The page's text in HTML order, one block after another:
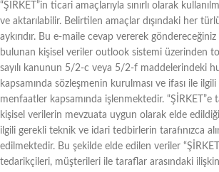
“ŞİRKET”in ticari amaçlarıyla sınırlı olarak
ve aktarılabilir. Belirtilen amaçlar dışındaki her
aykırıdır. Bu e-maile cevap vererek
bulunan kişisel veriler outlook sistemi üzerinden
sayılı kanunun 5/2-c veya 5/2-f maddelerindeki
kapsamında sözleşmenin kurulması ve ifası ile
menfaatler kapsamında işlenmektedir. “ŞİRKET”e
kişisel verilerin mevzuata uygun olarak elde
ilgili gerekli teknik ve idari tedbirlerin tarafınızca
edilmektedir. Bu şekilde elde edilen veriler
tedarikçileri, müşterileri ile taraflar arasındaki